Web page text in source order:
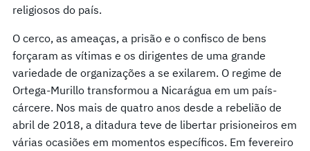
religiosos do país.
O cerco, as ameaças, a prisão e o confisco de bens
forçaram as vítimas e os dirigentes de uma grande
variedade de organizações a se exilarem. O regime de
Ortega-Murillo transformou a Nicarágua em um país-
cárcere. Nos mais de quatro anos desde a rebelião de
abril de 2018, a ditadura teve de libertar prisioneiros em
várias ocasiões em momentos específicos. Em fevereiro